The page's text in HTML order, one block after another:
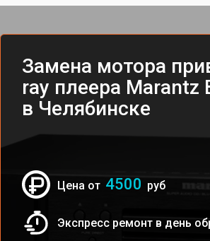
Замена мотора
ray плеера Marantz
в Челябинске
Цена от 4500 руб
Экспресс ремонт в день